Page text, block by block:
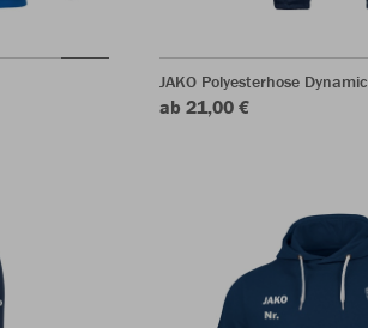
JAKO Polyesterhose Dynamic
ab 21,00 €